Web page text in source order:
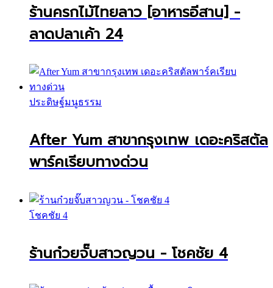
ร้านครกไม้ไทยลาว [อาหารอีสาน] -
ลาดปลาเค้า 24
ประดิษฐ์มนูธรรม
After Yum สาขากรุงเทพ เดอะคริสตัล
พาร์คเรียบทางด่วน
โชคชัย 4
ร้านก๋วยจั๊บสาวญวน - โชคชัย 4